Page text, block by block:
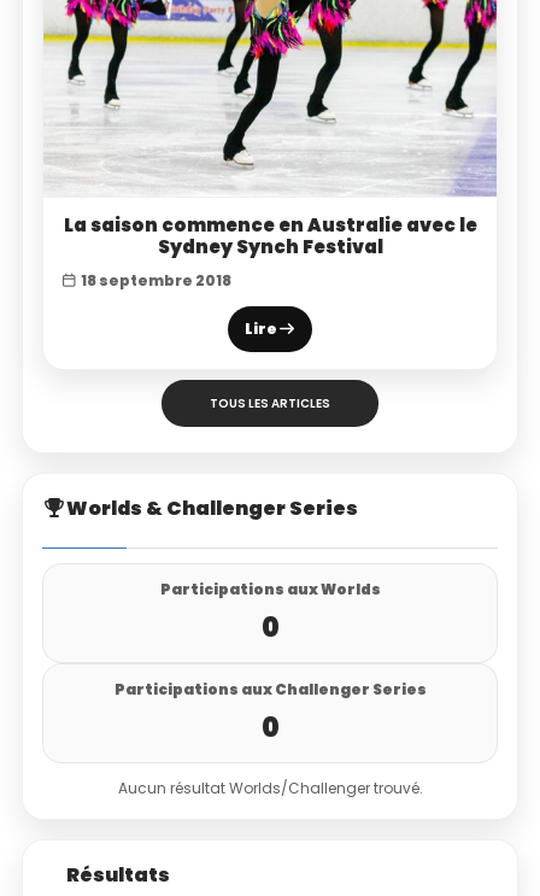
La saison commence en Australie avec le
Sydney Synch Festival
18 septembre 2018
Lire
TOUS LES ARTICLES
Worlds & Challenger Series
Participations aux Worlds
0
Participations aux Challenger Series
0
Aucun résultat Worlds/Challenger trouvé.
Résultats